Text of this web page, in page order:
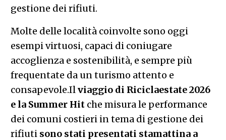
gestione dei rifiuti.
Molte delle località coinvolte sono oggi
esempi virtuosi, capaci di coniugare
accoglienza e sostenibilità, e sempre più
frequentate da un turismo attento e
consapevole.Ilviaggio di Riciclaestate 2026
e la Summer Hit che misura le performance
dei comuni costieri in tema di gestione dei
rifiuti sono stati presentati stamattina a